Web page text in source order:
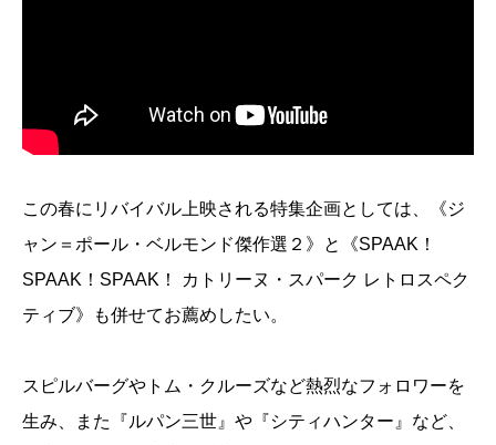
この春にリバイバル上映される特集企画としては、《ジ
ャン＝ポール・ベルモンド傑作選２》と《SPAAK！
SPAAK！SPAAK！ カトリーヌ・スパーク レトロスペク
ティブ》も併せてお薦めしたい。
スピルバーグやトム・クルーズなど熱烈なフォロワーを
生み、また『ルパン三世』や『シティハンター』など、